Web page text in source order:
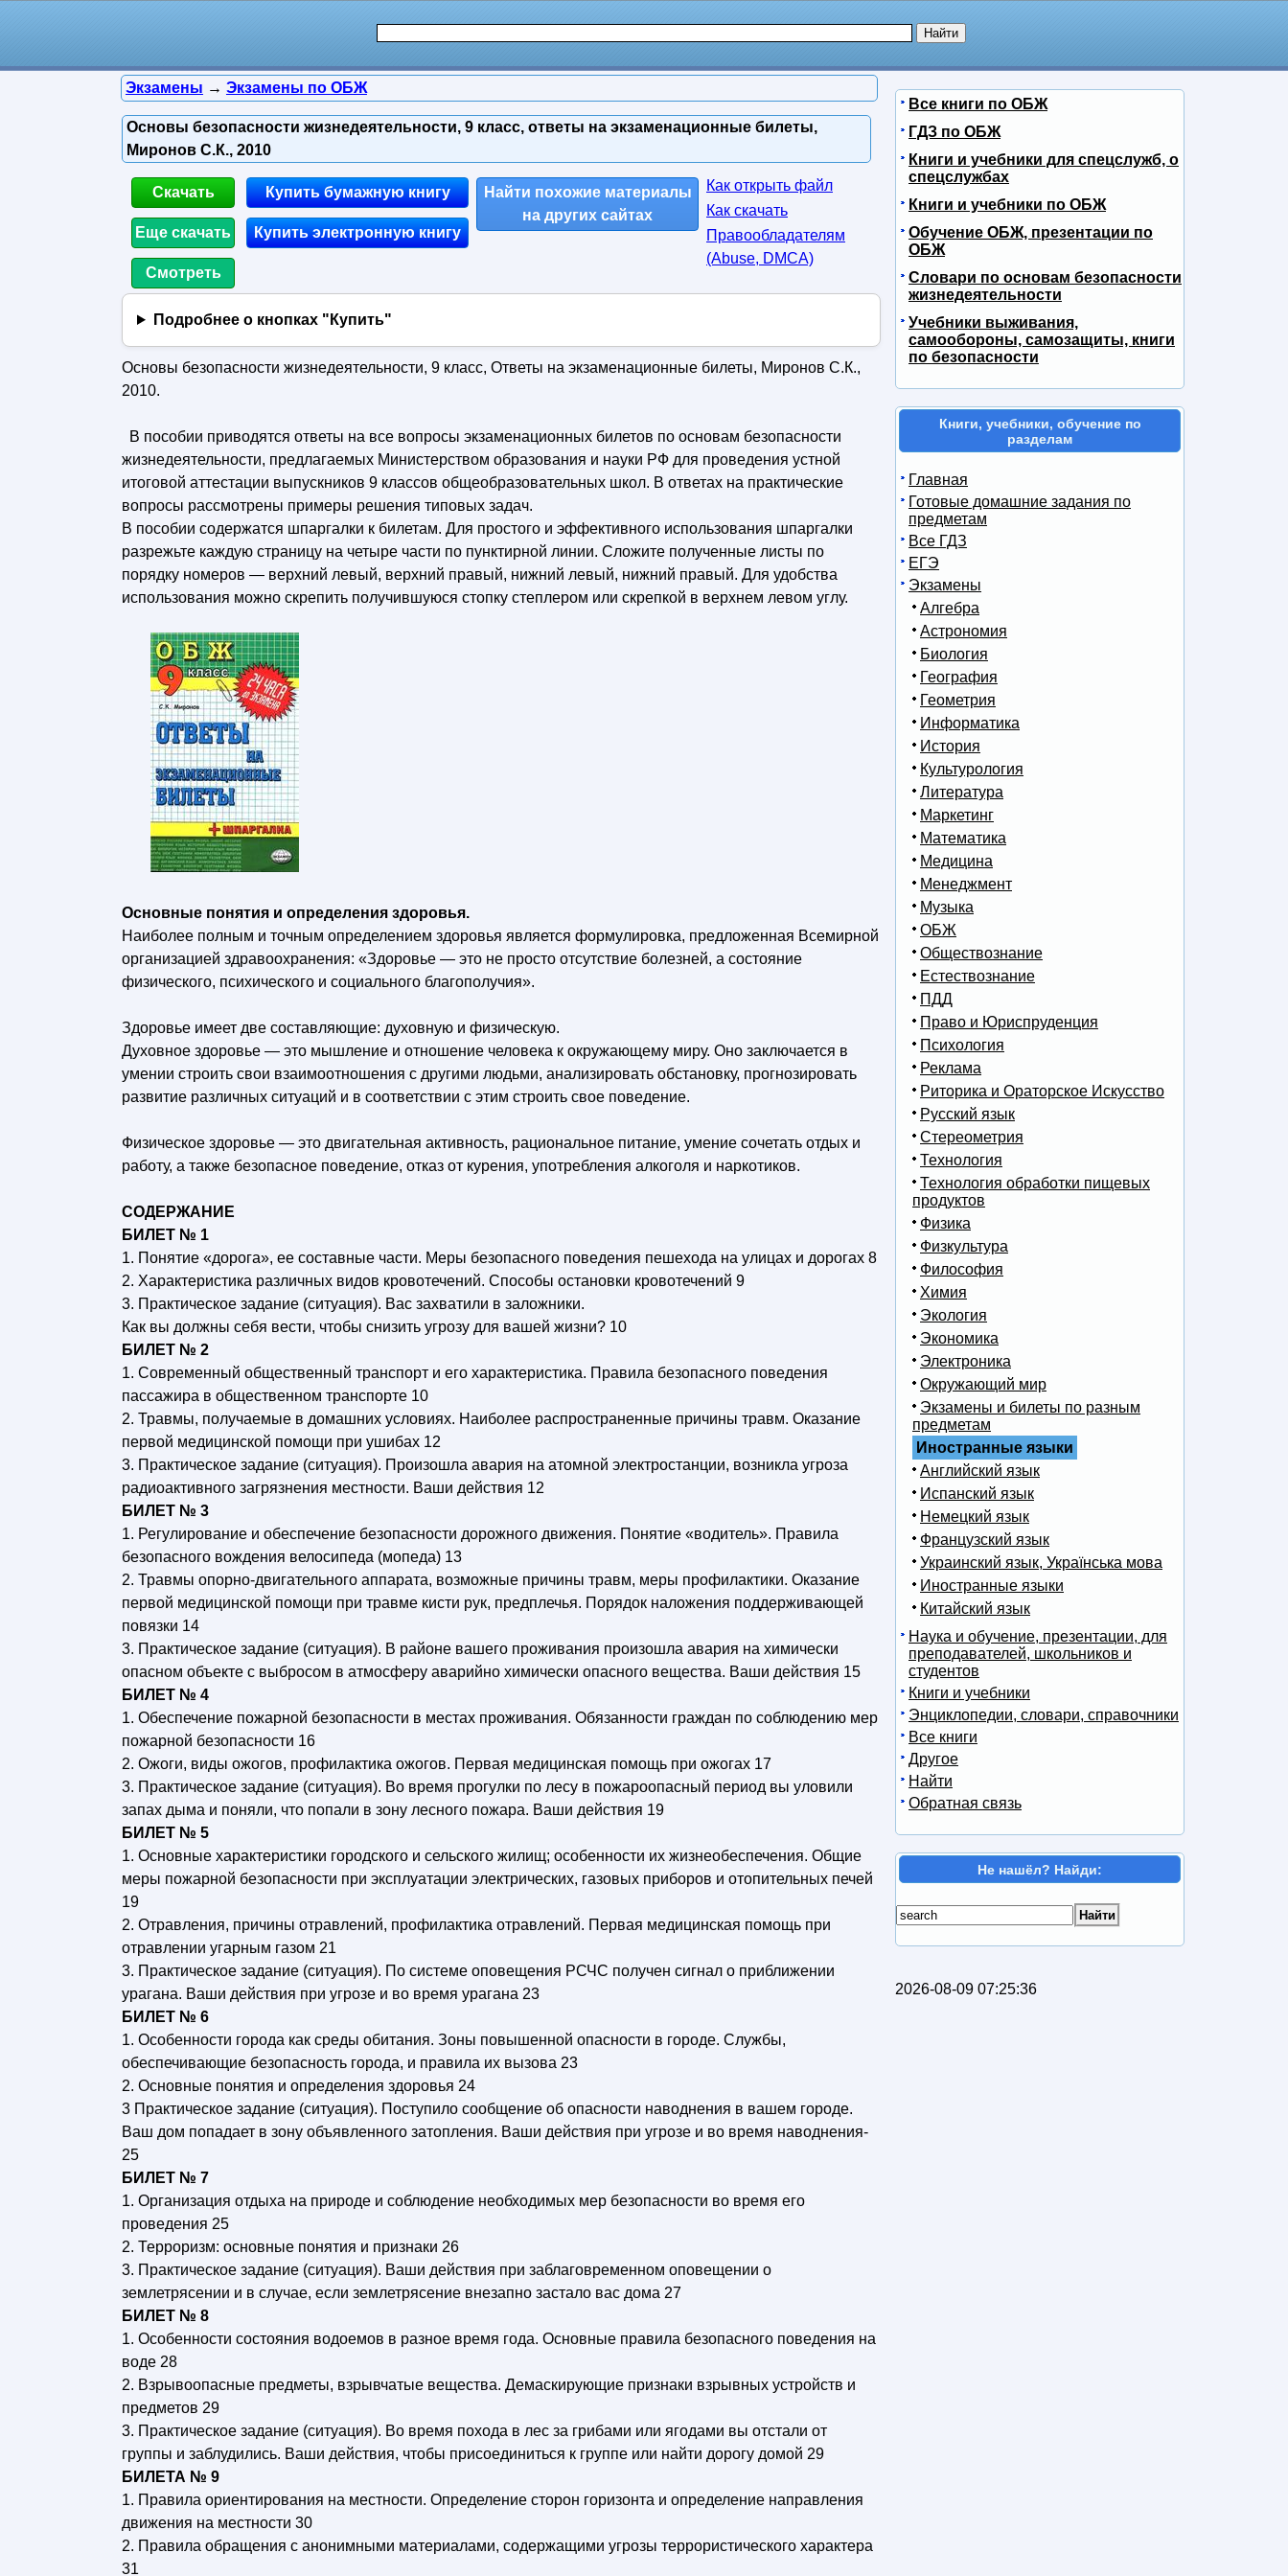
Экзамены → Экзамены по ОБЖ
Основы безопасности жизнедеятельности, 9 класс, ответы на экзаменационные билеты,
Миронов С.К., 2010
Скачать
Еще скачать
Смотреть
Купить бумажную книгу
Купить электронную книгу
Найти похожие материалы
на других сайтах
Как открыть файл
Как скачать
Правообладателям
(Abuse, DMСA)
Подробнее о кнопках "Купить"
Основы безопасности жизнедеятельности, 9 класс, Ответы на экзаменационные билеты, Миронов С.К.,
2010.
В пособии приводятся ответы на все вопросы экзаменационных билетов по основам безопасности
жизнедеятельности, предлагаемых Министерством образования и науки РФ для проведения устной
итоговой аттестации выпускников 9 классов общеобразовательных школ. В ответах на практические
вопросы рассмотрены примеры решения типовых задач.
В пособии содержатся шпаргалки к билетам. Для простого и эффективного использования шпаргалки
разрежьте каждую страницу на четыре части по пунктирной линии. Сложите полученные листы по
порядку номеров — верхний левый, верхний правый, нижний левый, нижний правый. Для удобства
использования можно скрепить получившуюся стопку степлером или скрепкой в верхнем левом углу.
Основные понятия и определения здоровья.
Наиболее полным и точным определением здоровья является формулировка, предложенная Всемирной
организацией здравоохранения: «Здоровье — это не просто отсутствие болезней, а состояние
физического, психического и социального благополучия».
Здоровье имеет две составляющие: духовную и физическую.
Духовное здоровье — это мышление и отношение человека к окружающему миру. Оно заключается в
умении строить свои взаимоотношения с другими людьми, анализировать обстановку, прогнозировать
развитие различных ситуаций и в соответствии с этим строить свое поведение.
Физическое здоровье — это двигательная активность, рациональное питание, умение сочетать отдых и
работу, а также безопасное поведение, отказ от курения, употребления алкоголя и наркотиков.
СОДЕРЖАНИЕ
БИЛЕТ № 1
1. Понятие «дорога», ее составные части. Меры безопасного поведения пешехода на улицах и дорогах 8
2. Характеристика различных видов кровотечений. Способы остановки кровотечений 9
3. Практическое задание (ситуация). Вас захватили в заложники.
Как вы должны себя вести, чтобы снизить угрозу для вашей жизни? 10
БИЛЕТ № 2
1. Современный общественный транспорт и его характеристика. Правила безопасного поведения
пассажира в общественном транспорте 10
2. Травмы, получаемые в домашних условиях. Наиболее распространенные причины травм. Оказание
первой медицинской помощи при ушибах 12
3. Практическое задание (ситуация). Произошла авария на атомной электростанции, возникла угроза
радиоактивного загрязнения местности. Ваши действия 12
БИЛЕТ № 3
1. Регулирование и обеспечение безопасности дорожного движения. Понятие «водитель». Правила
безопасного вождения велосипеда (мопеда) 13
2. Травмы опорно-двигательного аппарата, возможные причины травм, меры профилактики. Оказание
первой медицинской помощи при травме кисти рук, предплечья. Порядок наложения поддерживающей
повязки 14
3. Практическое задание (ситуация). В районе вашего проживания произошла авария на химически
опасном объекте с выбросом в атмосферу аварийно химически опасного вещества. Ваши действия 15
БИЛЕТ № 4
1. Обеспечение пожарной безопасности в местах проживания. Обязанности граждан по соблюдению мер
пожарной безопасности 16
2. Ожоги, виды ожогов, профилактика ожогов. Первая медицинская помощь при ожогах 17
3. Практическое задание (ситуация). Во время прогулки по лесу в пожароопасный период вы уловили
запах дыма и поняли, что попали в зону лесного пожара. Ваши действия 19
БИЛЕТ № 5
1. Основные характеристики городского и сельского жилищ; особенности их жизнеобеспечения. Общие
меры пожарной безопасности при эксплуатации электрических, газовых приборов и отопительных печей
19
2. Отравления, причины отравлений, профилактика отравлений. Первая медицинская помощь при
отравлении угарным газом 21
3. Практическое задание (ситуация). По системе оповещения РСЧС получен сигнал о приближении
урагана. Ваши действия при угрозе и во время урагана 23
БИЛЕТ № 6
1. Особенности города как среды обитания. Зоны повышенной опасности в городе. Службы,
обеспечивающие безопасность города, и правила их вызова 23
2. Основные понятия и определения здоровья 24
3 Практическое задание (ситуация). Поступило сообщение об опасности наводнения в вашем городе.
Ваш дом попадает в зону объявленного затопления. Ваши действия при угрозе и во время наводнения-
25
БИЛЕТ № 7
1. Организация отдыха на природе и соблюдение необходимых мер безопасности во время его
проведения 25
2. Терроризм: основные понятия и признаки 26
3. Практическое задание (ситуация). Ваши действия при заблаговременном оповещении о
землетрясении и в случае, если землетрясение внезапно застало вас дома 27
БИЛЕТ № 8
1. Особенности состояния водоемов в разное время года. Основные правила безопасного поведения на
воде 28
2. Взрывоопасные предметы, взрывчатые вещества. Демаскирующие признаки взрывных устройств и
предметов 29
3. Практическое задание (ситуация). Во время похода в лес за грибами или ягодами вы отстали от
группы и заблудились. Ваши действия, чтобы присоединиться к группе или найти дорогу домой 29
БИЛЕТА № 9
1. Правила ориентирования на местности. Определение сторон горизонта и определение направления
движения на местности 30
2. Правила обращения с анонимными материалами, содержащими угрозы террористического характера
31
Все книги по ОБЖ
ГДЗ по ОБЖ
Книги и учебники для спецслужб, о
спецслужбах
Книги и учебники по ОБЖ
Обучение ОБЖ, презентации по
ОБЖ
Словари по основам безопасности
жизнедеятельности
Учебники выживания,
самообороны, самозащиты, книги
по безопасности
Книги, учебники, обучение по
разделам
Главная
Готовые домашние задания по
предметам
Все ГДЗ
ЕГЭ
Экзамены
Алгебра
Астрономия
Биология
География
Геометрия
Информатика
История
Культурология
Литература
Маркетинг
Математика
Медицина
Менеджмент
Музыка
ОБЖ
Обществознание
Естествознание
ПДД
Право и Юриспруденция
Психология
Реклама
Риторика и Ораторское Искусство
Русский язык
Стереометрия
Технология
Технология обработки пищевых
продуктов
Физика
Физкультура
Философия
Химия
Экология
Экономика
Электроника
Окружающий мир
Экзамены и билеты по разным
предметам
Иностранные языки
Английский язык
Испанский язык
Немецкий язык
Французский язык
Украинский язык, Українська мова
Иностранные языки
Китайский язык
Наука и обучение, презентации, для
преподавателей, школьников и
студентов
Книги и учебники
Энциклопедии, словари, справочники
Все книги
Другое
Найти
Обратная связь
Не нашёл? Найди:
2026-08-09 07:25:36